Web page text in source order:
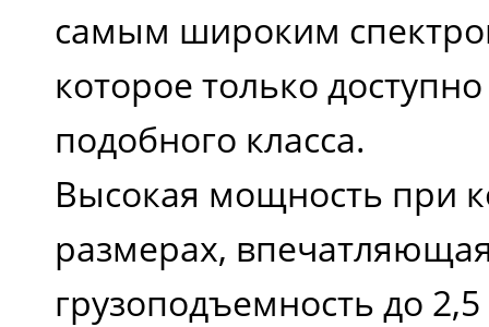
самым широким
которое только
подобного класса.
Высокая мощность при
размерах,
грузоподъемность до